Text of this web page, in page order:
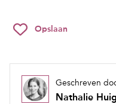
Opslaan
Geschreven
Nathalie